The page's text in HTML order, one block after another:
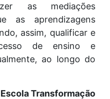
as mediações
as aprendizagens
assim, qualificar e
de ensino e
ao longo do
Transformação